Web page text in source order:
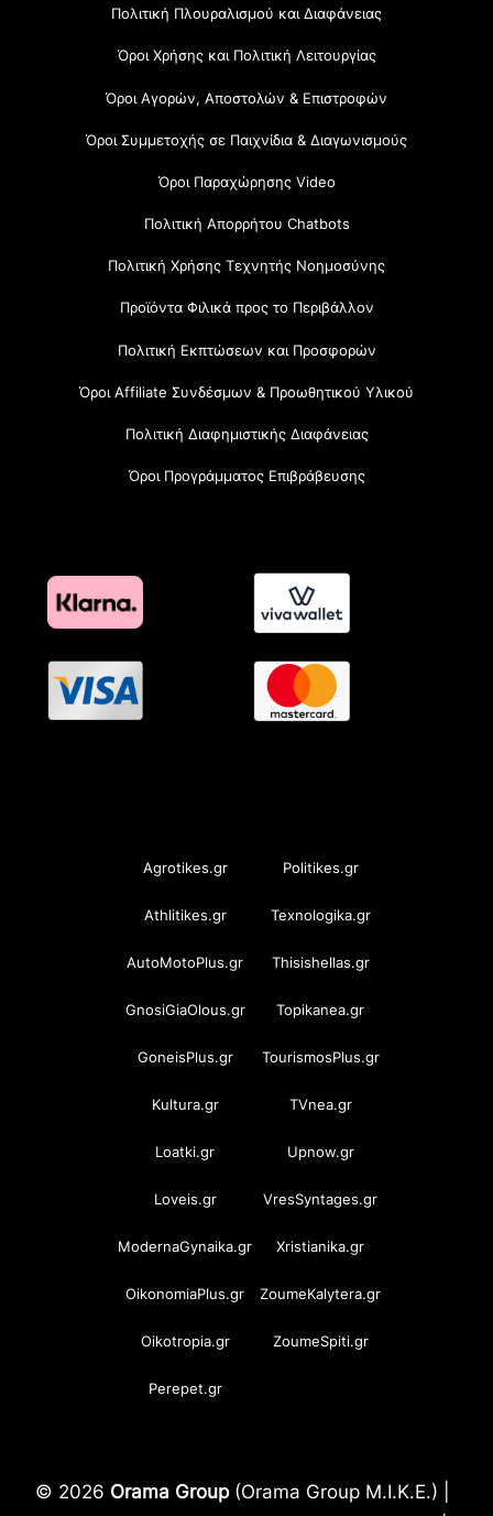
Πολιτική Πλουραλισμού και Διαφάνειας
Όροι Χρήσης και Πολιτική Λειτουργίας
Όροι Αγορών, Αποστολών & Επιστροφών
Όροι Συμμετοχής σε Παιχνίδια & Διαγωνισμούς
Όροι Παραχώρησης Video
Πολιτική Απορρήτου Chatbots
Πολιτική Χρήσης Τεχνητής Νοημοσύνης
Προϊόντα Φιλικά προς το Περιβάλλον
Πολιτική Εκπτώσεων και Προσφορών
Όροι Affiliate Συνδέσμων & Προωθητικού Υλικού
Πολιτική Διαφημιστικής Διαφάνειας
Όροι Προγράμματος Επιβράβευσης
Agrotikes.gr Politikes.gr
Athlitikes.gr Texnologika.gr
AutoMotoPlus.gr Thisishellas.gr
GnosiGiaOlous.gr Topikanea.gr
GoneisPlus.gr TourismosPlus.gr
Kultura.gr TVnea.gr
Loatki.gr Upnow.gr
Loveis.gr VresSyntages.gr
ModernaGynaika.gr Xristianika.gr
OikonomiaPlus.gr ZoumeKalytera.gr
Oikotropia.gr ZoumeSpiti.gr
Perepet.gr
© 2026 Orama Group(Orama Group Μ.Ι.Κ.Ε.) |